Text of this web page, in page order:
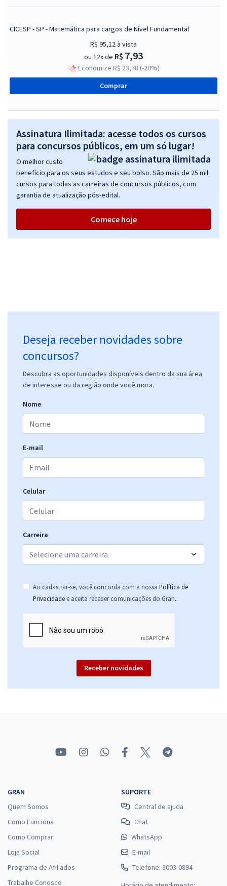
CICESP - SP - Matemática para cargos de Nível Fundamental
R$ 95,12à vista
ou 12x de R$ 7,93
Economize R$ 23,78 (-20%)
Comprar
Assinatura Ilimitada: acesse todos os cursos
para concursos públicos, em um só lugar!
O melhor custo
benefício para os seus estudos e seu bolso. São mais de 25 mil
cursos para todas as carreiras de concursos públicos, com
garantia de atualização pós-edital.
Comece hoje
Deseja receber novidades sobre
concursos?
Descubra as oportunidades disponíveis dentro da sua área
de interesse ou da região onde você mora.
Nome
E-mail
Celular
Carreira
Ao cadastrar-se, você concorda com a nossa Política de
Privacidade e aceita receber comunicações do Gran.
Receber novidades
GRAN
Quem Somos
Como Funciona
Como Comprar
Loja Social
Programa de Afiliados
Trabalhe Conosco
SUPORTE
Central de ajuda
Chat
WhatsApp
E-mail
Telefone: 3003-0894